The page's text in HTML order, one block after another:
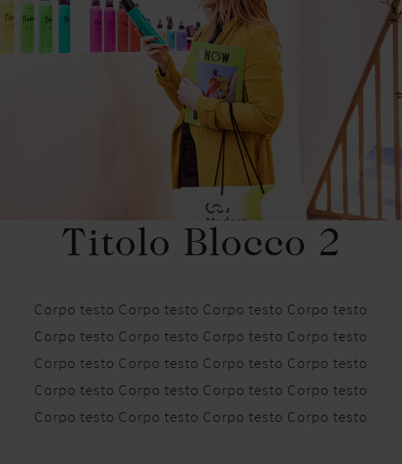
Titolo Blocco 2
Corpo testo Corpo testo Corpo testo Corpo testo
Corpo testo Corpo testo Corpo testo Corpo testo
Corpo testo Corpo testo Corpo testo Corpo testo
Corpo testo Corpo testo Corpo testo Corpo testo
Corpo testo Corpo testo Corpo testo Corpo testo